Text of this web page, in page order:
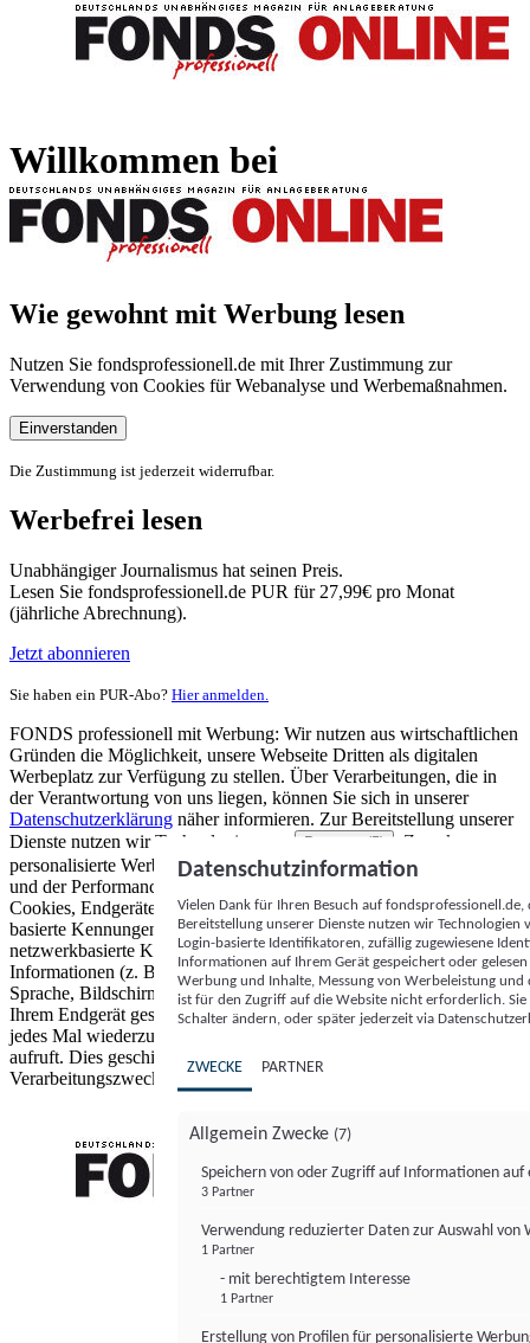
Willkommen bei
Wie gewohnt mit Werbung lesen
Nutzen Sie fondsprofessionell.de mit Ihrer Zustimmung zur
Verwendung von Cookies für Webanalyse und Werbemaßnahmen.
Einverstanden
Die Zustimmung ist jederzeit widerrufbar.
Werbefrei lesen
Unabhängiger Journalismus hat seinen Preis.
Lesen Sie fondsprofessionell.de PUR für 27,99€ pro Monat
(jährliche Abrechnung).
Jetzt abonnieren
Sie haben ein PUR-Abo? Hier anmelden.
FONDS professionell mit Werbung: Wir nutzen aus wirtschaftlichen
Gründen die Möglichkeit, unsere Webseite Dritten als digitalen
Werbeplatz zur Verfügung zu stellen. Über Verarbeitungen, die in
der Verantwortung von uns liegen, können Sie sich in unserer
Datenschutzerklärung näher informieren. Zur Bereitstellung unserer
Dienste nutzen wir Technologien von
Partnern (5)
. Zwecke:
personalisierte Werbung und Inhalte, Messung von Werbeleistung
und der Performance von Inhalten sowie Zielgruppenforschung.
Cookies, Endgeräte- oder ähnliche Online-Kennungen (z. B. login-
basierte Kennungen, zufällig generierte Kennungen,
netzwerkbasierte Kennungen) können zusammen mit anderen
Informationen (z. B. Browsertyp und Browserinformationen,
Sprache, Bildschirmgröße, unterstützte Technologien usw.) auf
Ihrem Endgerät gespeichert oder von dort ausgelesen werden, um es
jedes Mal wiederzuerkennen, wenn es eine App oder einer Webseite
aufruft. Dies geschieht für einen oder mehrere der hier aufgeführten
Verarbeitungszwecke.
Datenschutzinformation
Vielen Dank für Ihren Besuch auf
Bereitstellung unserer Dienste nutzen wir Technologien
Login-basierte Identifikatoren, zufällig zugewiesene
Informationen auf Ihrem Gerät gespeichert oder
Werbung und Inhalte, Messung von Werbeleistung
ist für den Zugriff auf die Website nicht erforderlich.
Schalter ändern, oder später jederzeit via
ZWECKE PARTNER
Allgemein Zwecke (7)
Speichern von oder Zugriff auf Informationen auf
3 Partner
Verwendung reduzierter Daten zur Auswahl von
1 Partner
- mit berechtigtem Interesse
1 Partner
Erstellung von Profilen für personalisierte
FONDS professionell